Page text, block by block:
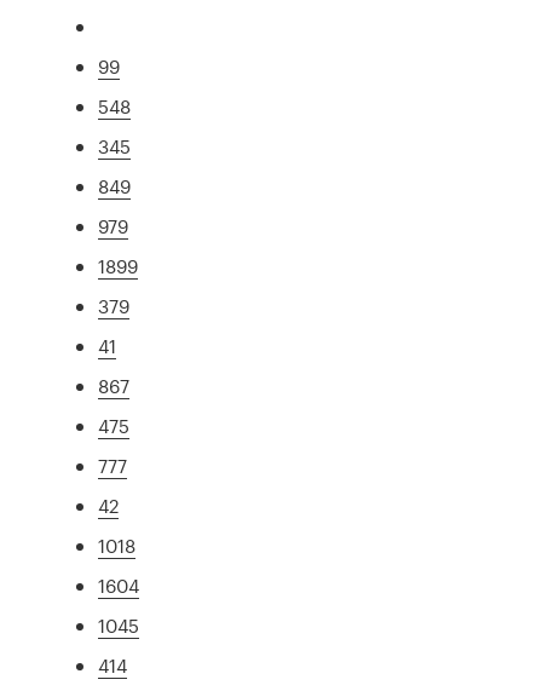
99
548
345
849
979
1899
379
41
867
475
777
42
1018
1604
1045
414